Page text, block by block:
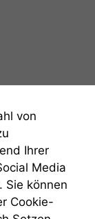
von
Ihrer
Media
Sie können
Cookie-